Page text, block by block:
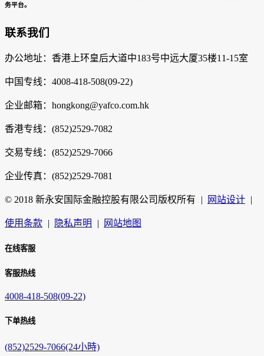
务平台。
联系我们
办公地址：香港上环皇后大道中183号中远大厦35楼11-15室
中国专线：4008-418-508(09-22)
企业邮箱：hongkong@yafco.com.hk
香港专线：(852)2529-7082
交易专线：(852)2529-7066
企业传真：(852)2529-7081
© 2018 新永安国际金融控股有限公司版权所有 | 网站设计 |
使用条款 | 隐私声明 | 网站地图
在线客服
客服热线
4008-418-508(09-22)
下单热线
(852)2529-7066(24小時)